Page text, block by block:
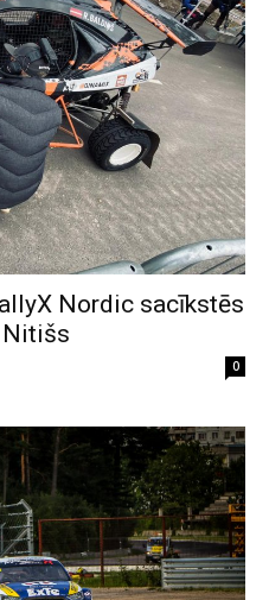
Nordic sacīkstēs
Nitišs
0